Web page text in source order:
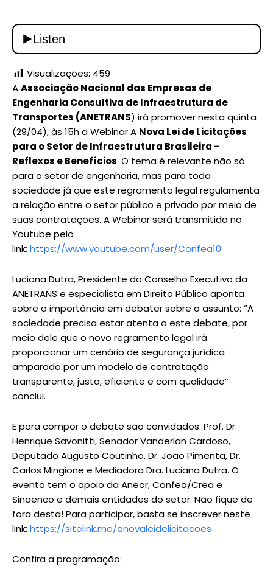
Visualizações: 459
AAssociação Nacional das Empresas de
Engenharia Consultiva de Infraestrutura de
Transportes (ANETRANS) irá promover nesta quinta
(29/04), às 15h a Webinar A Nova Lei de Licitações
para o Setor de Infraestrutura Brasileira –
Reflexos e Benefícios. O tema é relevante não só
para o setor de engenharia, mas para toda
sociedade já que este regramento legal regulamenta
a relação entre o setor público e privado por meio de
suas contratações. A Webinar será transmitida no
Youtube pelo
link: https://www.youtube.com/user/Confea10
Luciana Dutra, Presidente do Conselho Executivo da
ANETRANS e especialista em Direito Público aponta
sobre a importância em debater sobre o assunto: “A
sociedade precisa estar atenta a este debate, por
meio dele que o novo regramento legal irá
proporcionar um cenário de segurança jurídica
amparado por um modelo de contratação
transparente, justa, eficiente e com qualidade”
conclui.
E para compor o debate são convidados: Prof. Dr.
Henrique Savonitti, Senador Vanderlan Cardoso,
Deputado Augusto Coutinho, Dr. João Pimenta, Dr.
Carlos Mingione e Mediadora Dra. Luciana Dutra. O
evento tem o apoio da Aneor, Confea/Crea e
Sinaenco e demais entidades do setor. Não fique de
fora desta! Para participar, basta se inscrever neste
link: https://sitelink.me/anovaleidelicitacoes
Confira a programação: